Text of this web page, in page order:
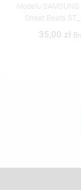
SAMSUNG
35,00 zł